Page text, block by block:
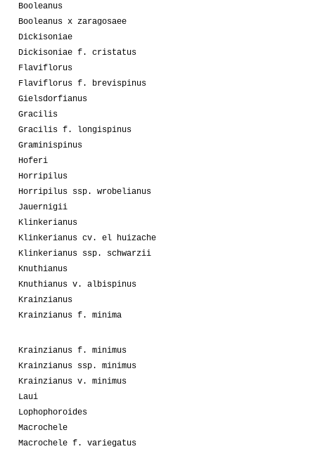
Booleanus
Booleanus x zaragosaee
Dickisoniae
Dickisoniae f. cristatus
Flaviflorus
Flaviflorus f. brevispinus
Gielsdorfianus
Gracilis
Gracilis f. longispinus
Graminispinus
Hoferi
Horripilus
Horripilus ssp. wrobelianus
Jauernigii
Klinkerianus
Klinkerianus cv. el huizache
Klinkerianus ssp. schwarzii
Knuthianus
Knuthianus v. albispinus
Krainzianus
Krainzianus f. minima
Krainzianus f. minimus
Krainzianus ssp. minimus
Krainzianus v. minimus
Laui
Lophophoroides
Macrochele
Macrochele f. variegatus